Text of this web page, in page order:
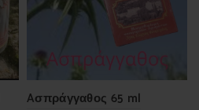
Aσπράγγαθος 65 ml